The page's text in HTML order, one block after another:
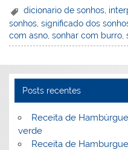
er
e
st
k
e
dI
c
e
b
o
k
itt
er
dicionario de sonhos,
sonhos ,significado dos
com asno ,sonhar com burro ,
Posts recentes
Receita de
verde
Receita de